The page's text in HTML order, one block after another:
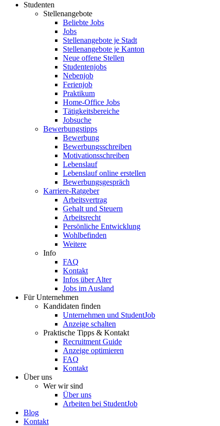
Studenten
Stellenangebote
Beliebte Jobs
Jobs
Stellenangebote je Stadt
Stellenangebote je Kanton
Neue offene Stellen
Studentenjobs
Nebenjob
Ferienjob
Praktikum
Home-Office Jobs
Tätigkeitsbereiche
Jobsuche
Bewerbungstipps
Bewerbung
Bewerbungsschreiben
Motivationsschreiben
Lebenslauf
Lebenslauf online erstellen
Bewerbungsgespräch
Karriere-Ratgeber
Arbeitsvertrag
Gehalt und Steuern
Arbeitsrecht
Persönliche Entwicklung
Wohlbefinden
Weitere
Info
FAQ
Kontakt
Infos über Alter
Jobs im Ausland
Für Unternehmen
Kandidaten finden
Unternehmen und StudentJob
Anzeige schalten
Praktische Tipps & Kontakt
Recruitment Guide
Anzeige optimieren
FAQ
Kontakt
Über uns
Wer wir sind
Über uns
Arbeiten bei StudentJob
Blog
Kontakt